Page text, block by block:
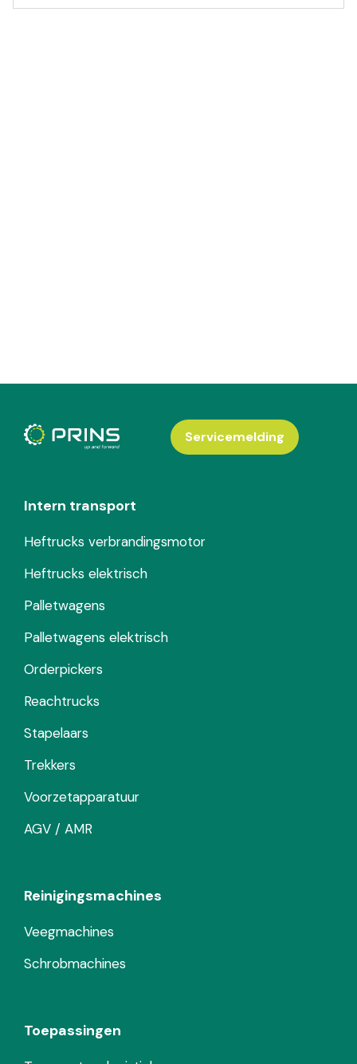
Intern transport
Heftrucks verbrandingsmotor
Heftrucks elektrisch
Palletwagens
Palletwagens elektrisch
Orderpickers
Reachtrucks
Stapelaars
Trekkers
Voorzetapparatuur
AGV / AMR
Reinigingsmachines
Veegmachines
Schrobmachines
Toepassingen
Servicemelding